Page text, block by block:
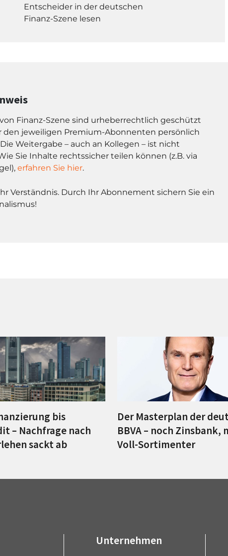
Entscheider in der deutschen
Finanz-Szene lesen
Finanz-Szene sind urheberrechtlich geschützt
den jeweiligen Premium-Abonnenten persönlich
Weitergabe – auch an Kollegen – ist nicht
Sie Inhalte rechtssicher teilen können (z.B. via
erfahren Sie hier.
Verständnis. Durch Ihr Abonnement sichern Sie ein
bis
– Nachfrage nach
sackt ab
Der Masterplan der
BBVA – noch Zinsbank,
Voll-Sortimenter
Unternehmen